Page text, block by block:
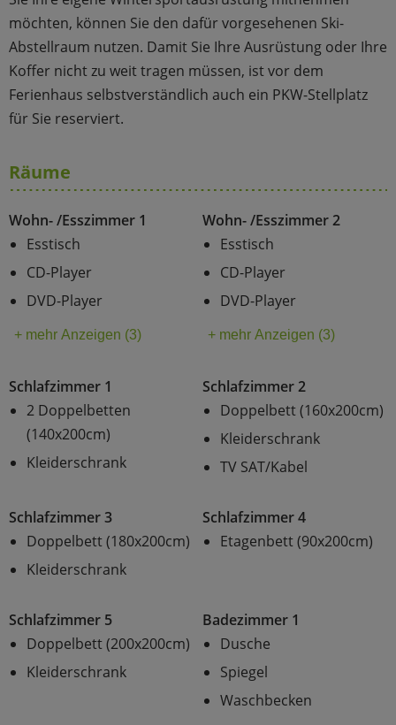
möchten, können Sie den dafür vorgesehenen Ski-
Abstellraum nutzen. Damit Sie Ihre Ausrüstung oder Ihre
Koffer nicht zu weit tragen müssen, ist vor dem
Ferienhaus selbstverständlich auch ein PKW-Stellplatz
für Sie reserviert.
Räume
Wohn- /Esszimmer 1
Esstisch
CD-Player
DVD-Player
+ mehr Anzeigen (3)
Wohn- /Esszimmer 2
Esstisch
CD-Player
DVD-Player
+ mehr Anzeigen (3)
Schlafzimmer 1
2 Doppelbetten
(140x200cm)
Kleiderschrank
Schlafzimmer 2
Doppelbett (160x200cm)
Kleiderschrank
TV SAT/Kabel
Schlafzimmer 3
Doppelbett (180x200cm)
Kleiderschrank
Schlafzimmer 4
Etagenbett (90x200cm)
Schlafzimmer 5
Doppelbett (200x200cm)
Kleiderschrank
Badezimmer 1
Dusche
Spiegel
Waschbecken